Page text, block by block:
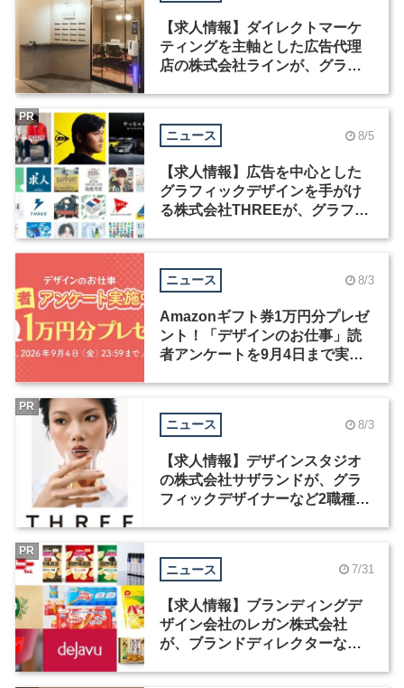
【求人情報】ダイレクトマーケ
ティングを主軸とした広告代理
店の株式会社ラインが、グラフ
ニュース 8/5
【求人情報】広告を中心とした
グラフィックデザインを手がけ
る株式会社THREEが、グラフィ
PR
ニュース 8/3
Amazonギフト券1万円分プレゼ
ント！「デザインのお仕事」読
者アンケートを9月4日まで実施
ニュース 8/3
【求人情報】デザインスタジオ
の株式会社サザランドが、グラ
フィックデザイナーなど2職種を
PR
ニュース 7/31
【求人情報】ブランディングデ
ザイン会社のレガン株式会社
が、ブランドディレクターなど3
PR